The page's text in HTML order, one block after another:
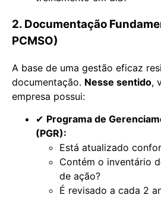
2. Documentação
PCMSO)
A base de uma gestão eficaz
documentação. Nesse sentido,
empresa possui:
✔ Programa de
(PGR):
Está atualizado
Contém o inventário
de ação?
É revisado a cada 2